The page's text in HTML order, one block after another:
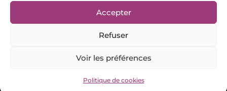
Accepter
Refuser
Voir les préférences
Politique de cookies
2026
web par MMBeWeb